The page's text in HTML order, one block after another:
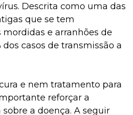
Descrita como uma das
que se tem
e arranhões de
casos de transmissão a
e nem tratamento para
reforçar a
a doença. A seguir